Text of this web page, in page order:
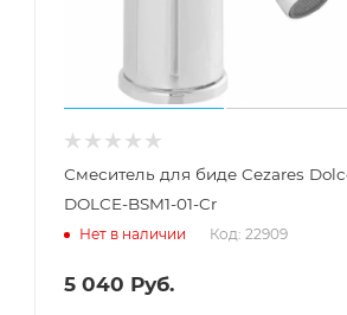
Смеситель для биде Cezares
DOLCE-BSM1-01-Cr
Нет в наличии Код: 22909
5 040 Руб.